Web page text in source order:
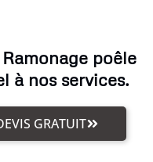
poêle
à nos services.
GRATUIT